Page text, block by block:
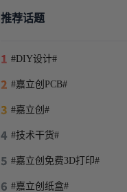
-
推荐话题
#DIY设计#
#嘉立创PCB#
#嘉立创#
#技术干货#
#嘉立创免费3D打印#
#嘉立创纸盒#